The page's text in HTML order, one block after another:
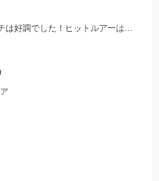
水潮の影響でアオリイカは不発。マゴチは好調でした！ヒットルアーはスタッガー3インチアカキン